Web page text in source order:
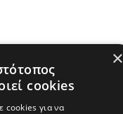
×
cookies
cookies για να